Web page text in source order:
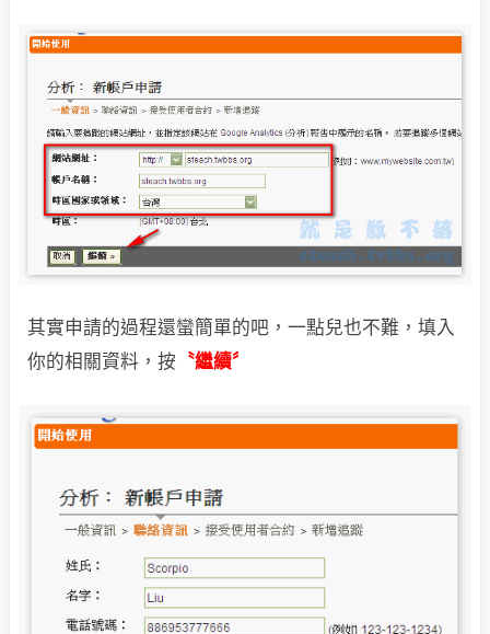
其實申請的過程還蠻簡單的吧，一點兒也不難， 填入
你的相關資料，按 〝繼續〞